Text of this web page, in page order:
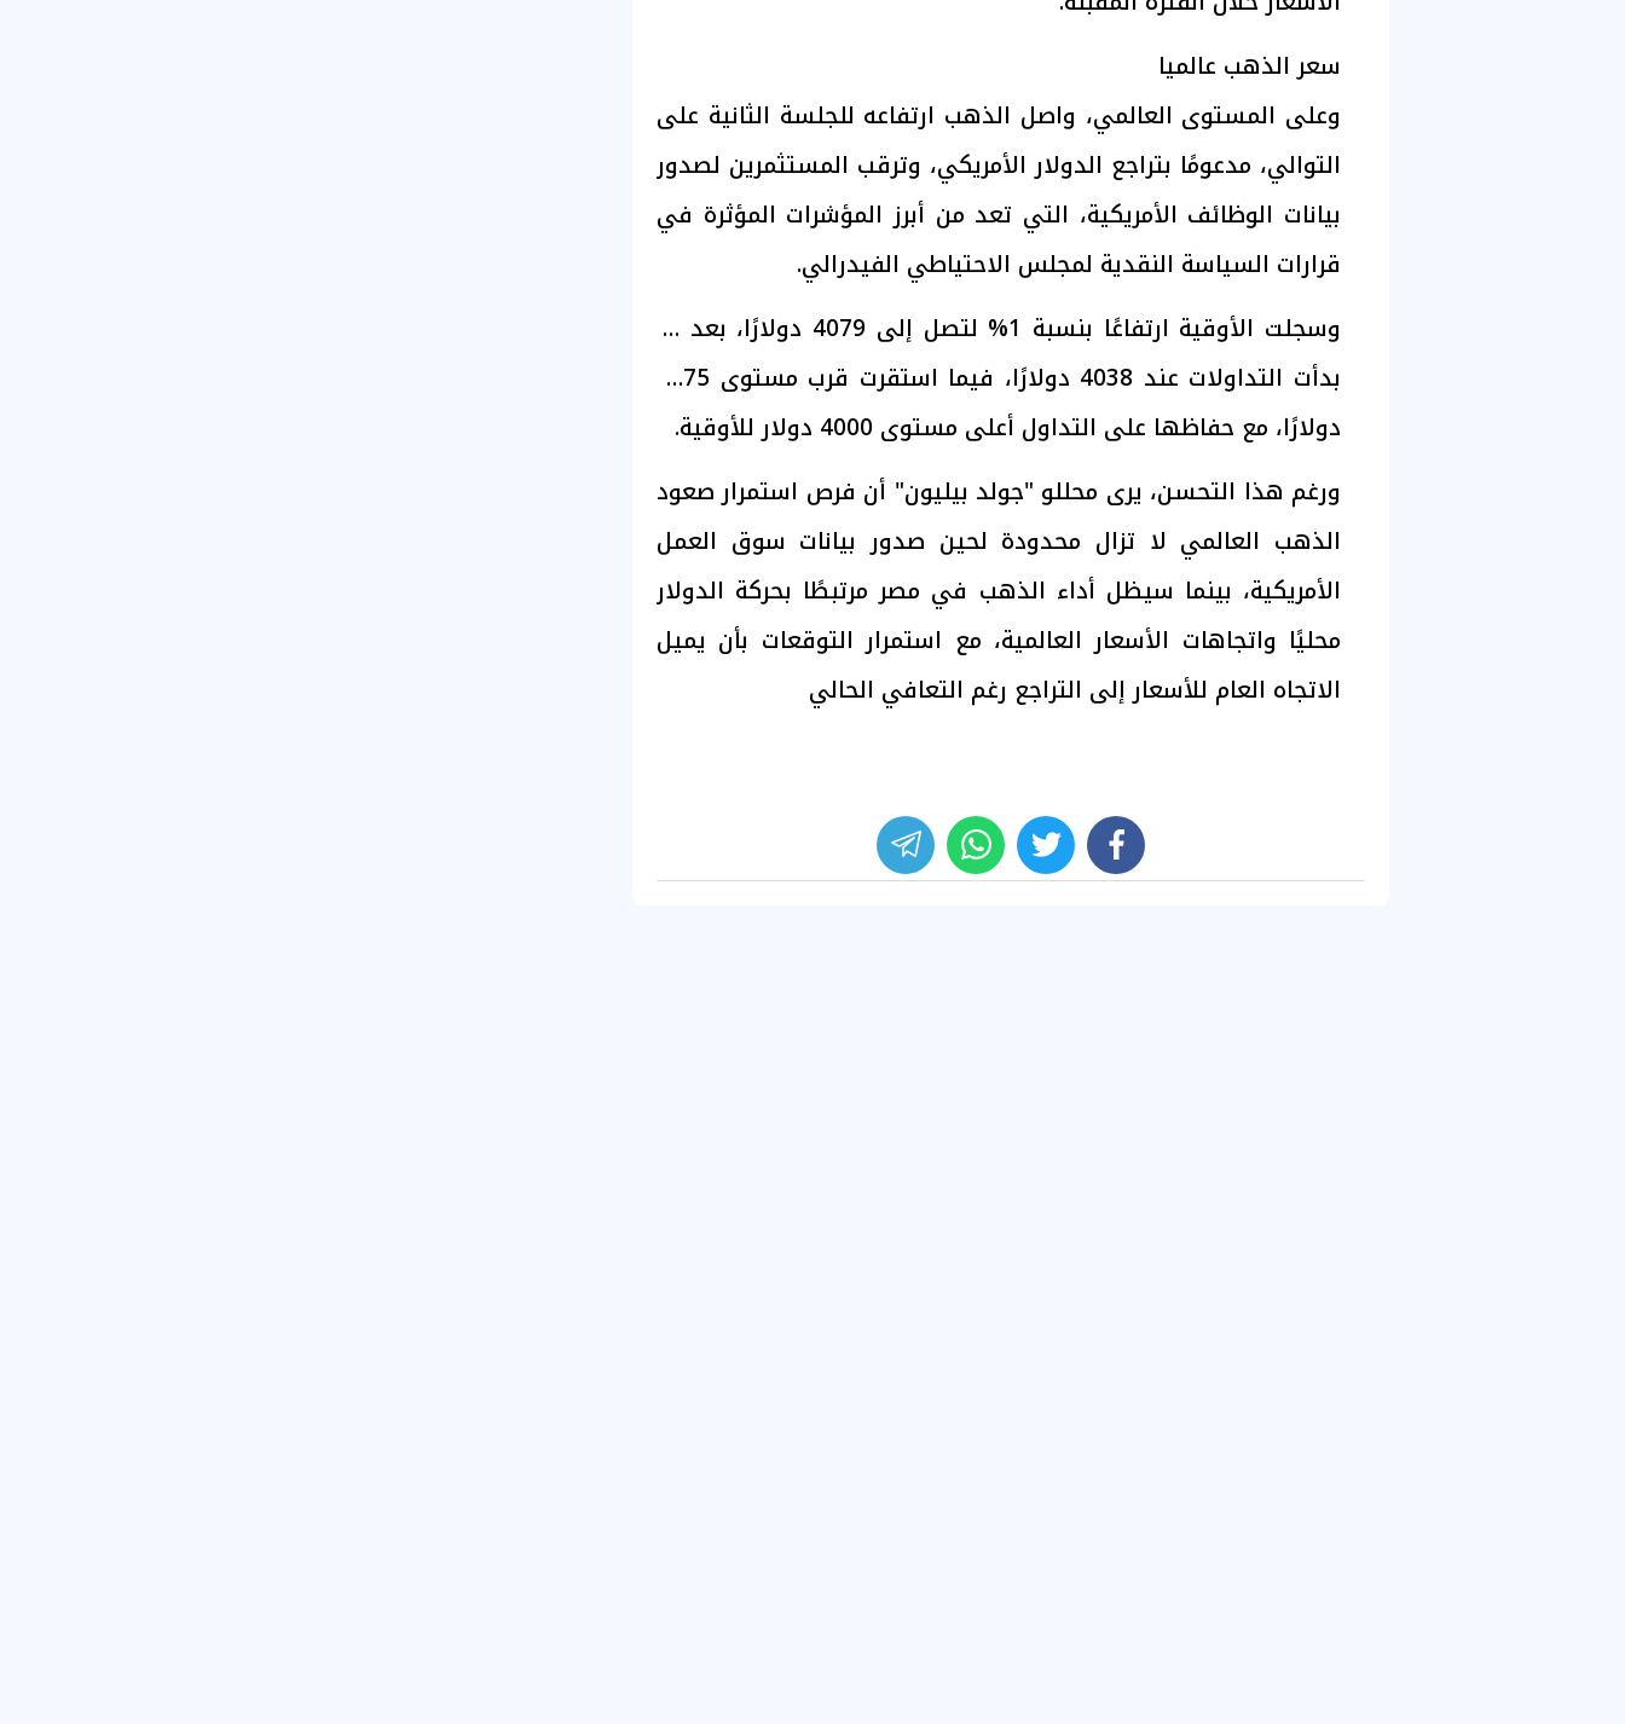
سعر الذهب عالميا
وعلى المستوى العالمي، واصل الذهب ارتفاعه للجلسة الثانية على
التوالي، مدعومًا بتراجع الدولار الأمريكي، وترقب المستثمرين لصدور
بيانات الوظائف الأمريكية، التي تعد من أبرز المؤشرات المؤثرة في
قرارات السياسة النقدية لمجلس الاحتياطي الفيدرالي.
وسجلت الأوقية ارتفاعًا بنسبة 1% لتصل إلى 4079 دولارًا، بعد أن
بدأت التداولات عند 4038 دولارًا، فيما استقرت قرب مستوى 4075
دولارًا، مع حفاظها على التداول أعلى مستوى 4000 دولار للأوقية.
ورغم هذا التحسن، يرى محللو "جولد بيليون" أن فرص استمرار صعود
الذهب العالمي لا تزال محدودة لحين صدور بيانات سوق العمل
الأمريكية، بينما سيظل أداء الذهب في مصر مرتبطًا بحركة الدولار
محليًا واتجاهات الأسعار العالمية، مع استمرار التوقعات بأن يميل
الاتجاه العام للأسعار إلى التراجع رغم التعافي الحالي